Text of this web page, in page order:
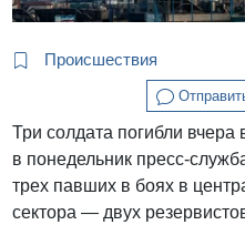
Происшествия
Три солдата погибли вчера
в понедельник пресс-
трех павших в боях в
сектора — двух